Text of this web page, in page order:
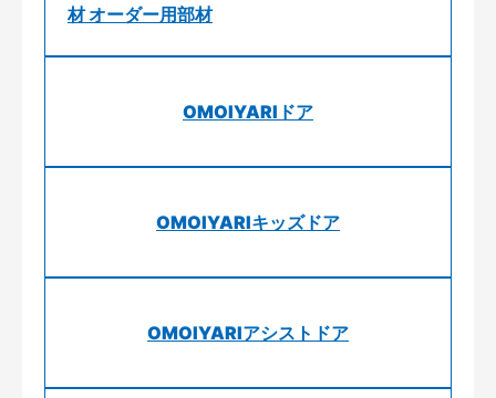
材 オーダー用部材
OMOIYARIドア
OMOIYARIキッズドア
OMOIYARIアシストドア